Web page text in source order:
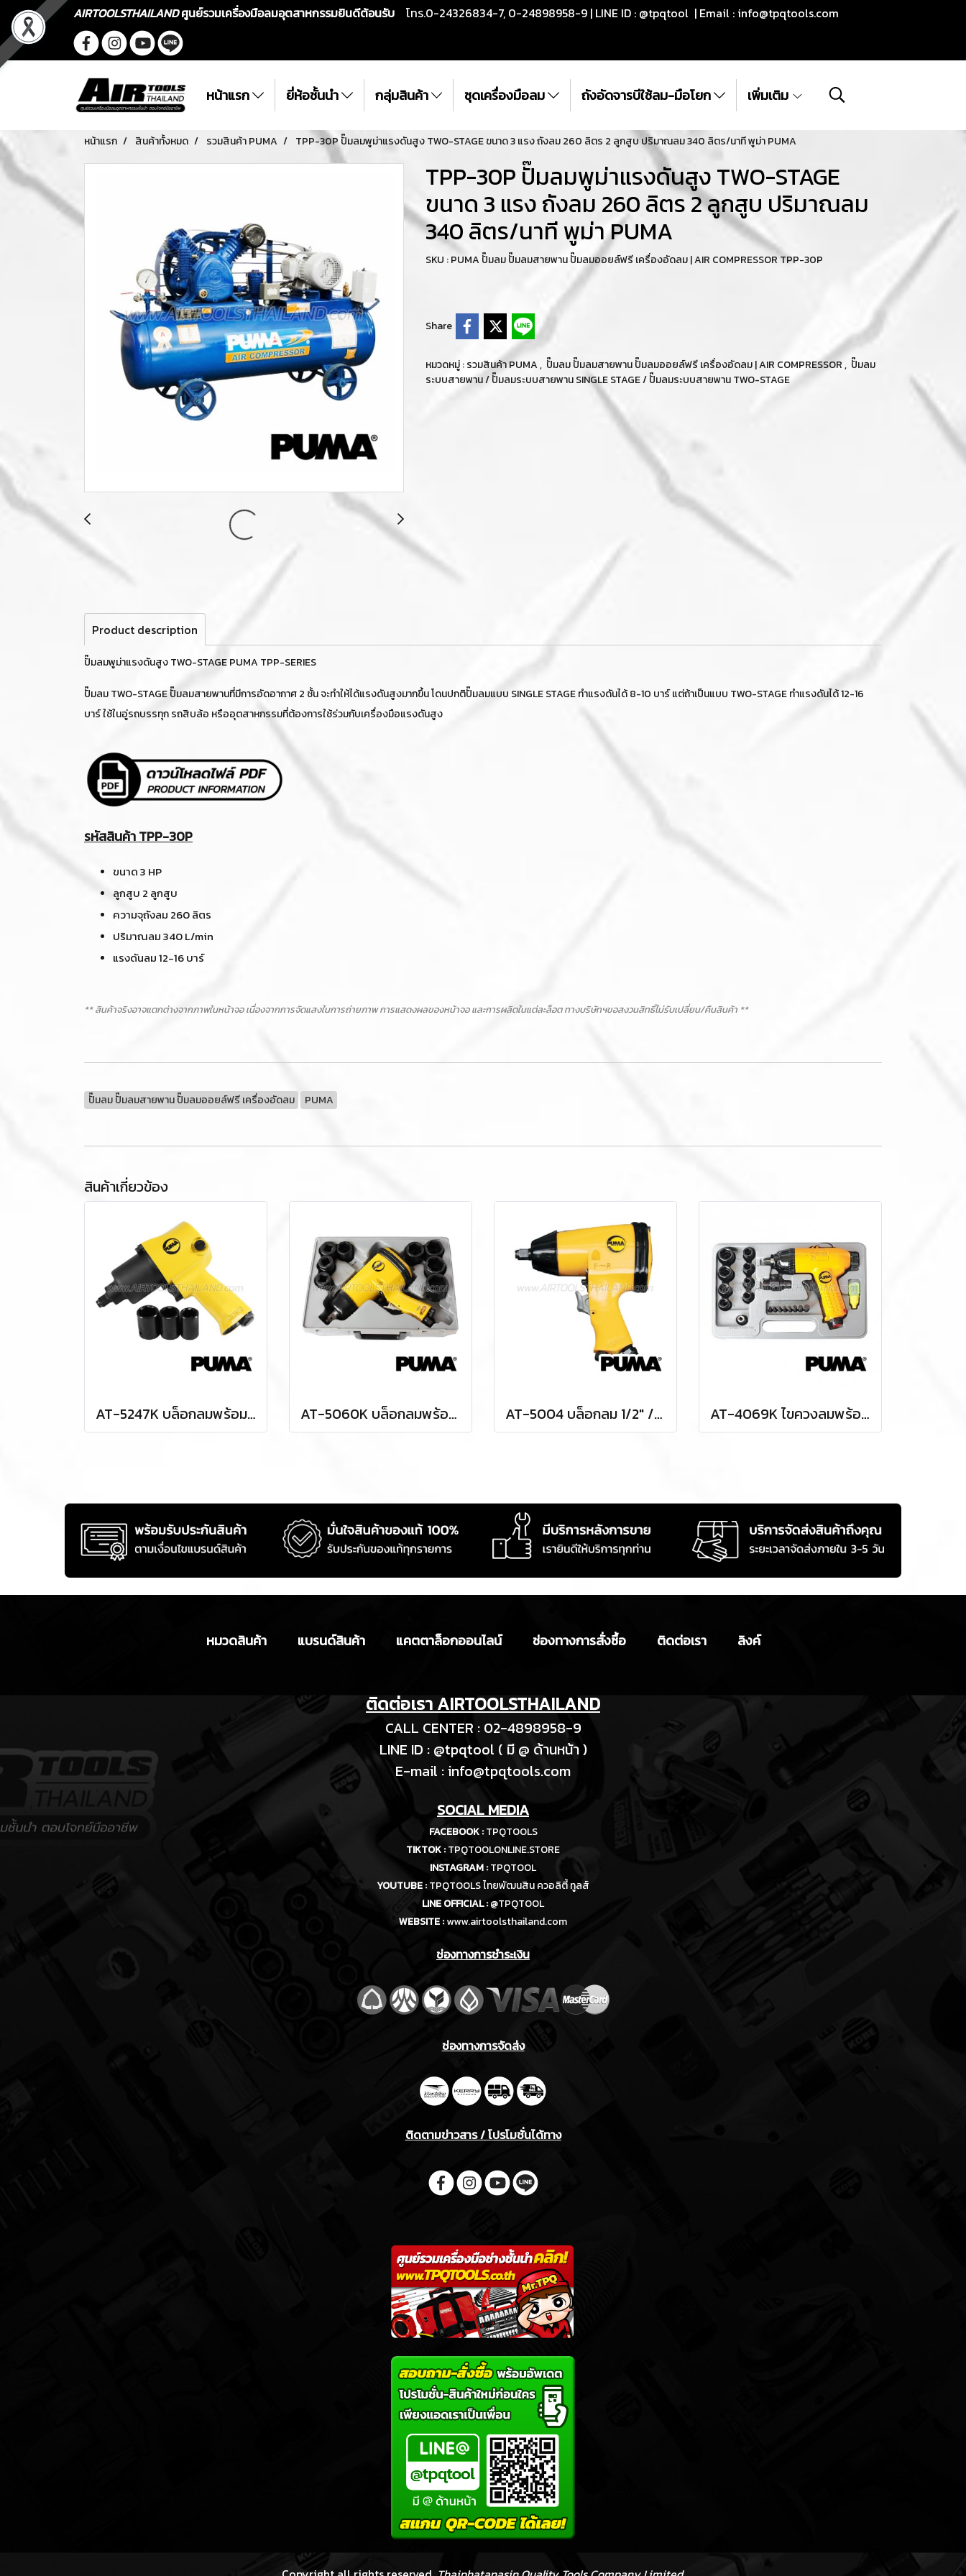
AIRTOOLSTHAILANDศูนย์รวมเครื่องมือลมอุตสาหกรรมยินดีต้อนรับ โทร.0-24326834-7, 0-24898958-9 | LINE ID : @tpqtool | Email : info@tpqtools.com
หน้าแรก ยี่ห้อชั้นนำ กลุ่มสินค้า ชุดเครื่องมือลม ถังอัดจารบีใช้ลม-มือโยก เพิ่มเติม
หน้าแรก สินค้าทั้งหมด รวมสินค้า PUMA TPP-30P ปั๊มลมพูม่าแรงดันสูง TWO-STAGE ขนาด 3 แรง ถังลม 260 ลิตร 2 ลูกสูบ ปริมาณลม 340 ลิตร/นาที พูม่า PUMA
TPP-30P ปั๊มลมพูม่าแรงดันสูง TWO-STAGE
ขนาด 3 แรง ถังลม 260 ลิตร 2 ลูกสูบ ปริมาณลม
340 ลิตร/นาที พูม่า PUMA
SKU : PUMA ปั๊มลม ปั๊มลมสายพาน ปั๊มลมออยล์ฟรี เครื่องอัดลม | AIR COMPRESSOR TPP-30P
Share
หมวดหมู่ :รวมสินค้า PUMA, ปั๊มลม ปั๊มลมสายพาน ปั๊มลมออยล์ฟรี เครื่องอัดลม | AIR COMPRESSOR, ปั๊มลม
ระบบสายพาน / ปั๊มลมระบบสายพาน SINGLE STAGE / ปั๊มลมระบบสายพาน TWO-STAGE
Product description
ปั๊มลมพูม่าแรงดันสูง TWO-STAGE PUMA TPP-SERIES
ปั๊มลม TWO-STAGE ปั๊มลมสายพานที่มีการอัดอากาศ 2 ชั้น จะทำให้ได้แรงดันสูงมากขึ้น โดนปกติปั๊มลมแบบ SINGLE STAGE ทำแรงดันได้ 8-10 บาร์ แต่ถ้าเป็นแบบ TWO-STAGE ทำแรงดันได้ 12-16
บาร์ ใช้ในอู่รถบรรทุก รถสิบล้อ หรืออุตสาหกรรมที่ต้องการใช้ร่วมกับเครื่องมือแรงดันสูง
รหัสสินค้า TPP-30P
ขนาด 3 HP
ลูกสูบ 2 ลูกสูบ
ความจุถังลม 260 ลิตร
ปริมาณลม 340 L/min
แรงดันลม 12-16 บาร์
** สินค้าจริงอาจแตกต่างจากภาพในหน้าจอ เนื่องจากการจัดแสงในการถ่ายภาพ การแสดงผลของหน้าจอ และการผลิตในแต่ละล็อต ทางบริษัทฯขอสงวนสิทธิ์ไม่รับเปลี่ยน/คืนสินค้า **
ปั๊มลม ปั๊มลมสายพาน ปั๊มลมออยล์ฟรี เครื่องอัดลม PUMA
สินค้าเกี่ยวข้อง
AT-5247K บล็อกลมพร้อมชุดลูกบล็อก (งานหนัก) 1/2" / 4 หุน แรงบิด 400 FTLBS ความเร็วรอบ 7000 RPM ลูกบล็อก 17,19,21 มม. พูม่า "PUMA" AT-5060K บล็อกลมพร้อมชุดลูกบล็อก 3/4" / 6 หุน แรงบิด 500 FTLBS ความเร็วรอบ 5000 RPM ลูกบล็อก 9-24 มม. พูม่า "PUMA" AT-5004 บล็อกลม 1/2" / 4 หุน แรงบิด 230 FTLBS ความเร็วรอบ 7000 RPM พูม่า "PUMA" AT-4069K ไขควงลมพร้อมลูกบล็อกลมครบชุด 3/8" / 3 หุน ความเร็วรอบ 7000 RPM แรงบิด 50 FTLBS ท่อลมเข้า 1/4" (2 หุน) แรงดันลม 90 PSI พูม่า "PUMA"
หมวดสินค้า แบรนด์สินค้า แคตตาล็อกออนไลน์ ช่องทางการสั่งซื้อ ติดต่อเรา ลิงค์
ติดต่อเรา AIRTOOLSTHAILAND
CALL CENTER : 02-4898958-9
LINE ID : @tpqtool ( มี @ ด้านหน้า )
E-mail :info@tpqtools.com
SOCIAL MEDIA
FACEBOOK : TPQTOOLS
TIKTOK :TPQTOOLONLINE.STORE
INSTAGRAM :TPQTOOL
YOUTUBE :TPQTOOLS ไทยพัฒนสิน ควอลิตี้ ทูลส์
LINE OFFICIAL :@TPQTOOL
WEBSITE :www.airtoolsthailand.com
ช่องทางการชำระเงิน
ช่องทางการจัดส่ง
ติดตามข่าวสาร / โปรโมชั่นได้ทาง